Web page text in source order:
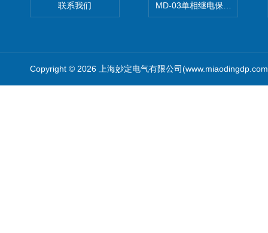
联系我们 MD-03单相继电保护测试仪价
Copyright © 2026 上海妙定电气有限公司